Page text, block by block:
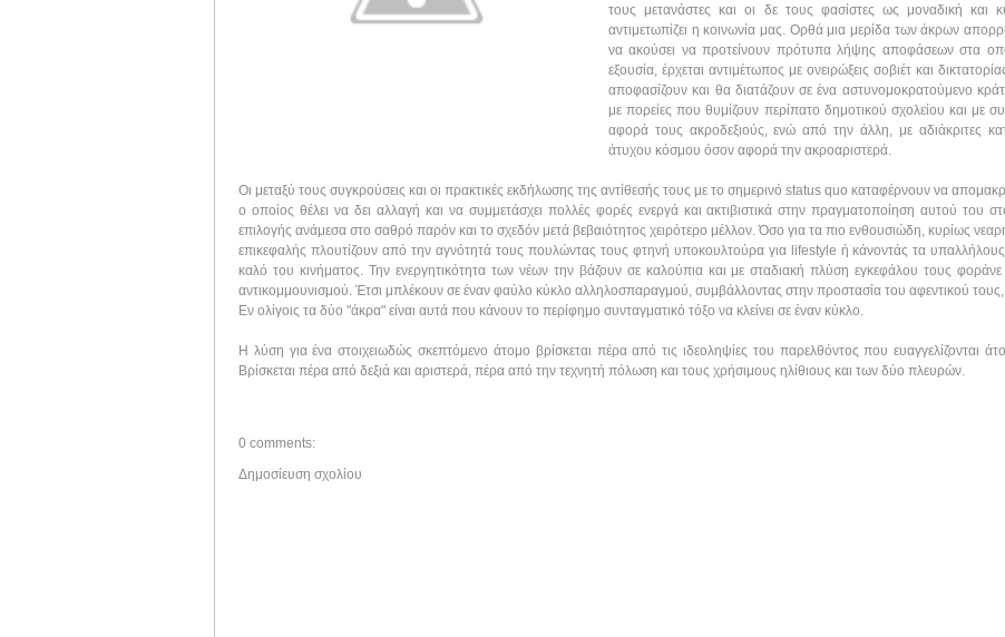
τους μετανάστες και οι δε τους φασίστες ως μοναδική
αντιμετωπίζει η κοινωνία μας. Ορθά μια μερίδα των άκρων
να ακούσει να προτείνουν πρότυπα λήψης αποφάσεων στα
εξουσία, έρχεται αντιμέτωπος με ονειρώξεις σοβιέτ και
αποφασίζουν και θα διατάζουν σε ένα αστυνομοκρατούμενο
με πορείες που θυμίζουν περίπατο δημοτικού σχολείου και με
αφορά τους ακροδεξιούς, ενώ από την άλλη, με αδιάκριτες
άτυχου κόσμου όσον αφορά την ακροαριστερά.
Οι μεταξύ τους συγκρούσεις και οι πρακτικές εκδήλωσης της αντίθεσής τους με το σημερινό status quo καταφέρνουν να
ο οποίος θέλει να δει αλλαγή και να συμμετάσχει πολλές φορές ενεργά και ακτιβιστικά στην πραγματοποίηση αυτού του
επιλογής ανάμεσα στο σαθρό παρόν και το σχεδόν μετά βεβαιότητος χειρότερο μέλλον. Όσο για τα πιο ενθουσιώδη, κυρίως
επικεφαλής πλουτίζουν από την αγνότητά τους πουλώντας τους φτηνή υποκουλτούρα για lifestyle ή κάνοντάς τα
καλό του κινήματος. Την ενεργητικότητα των νέων την βάζουν σε καλούπια και με σταδιακή πλύση εγκεφάλου τους
αντικομμουνισμού. Έτσι μπλέκουν σε έναν φαύλο κύκλο αλληλοσπαραγμού, συμβάλλοντας στην προστασία του αφεντικού τους,
Εν ολίγοις τα δύο "άκρα" είναι αυτά που κάνουν το περίφημο συνταγματικό τόξο να κλείνει σε έναν κύκλο.
Η λύση για ένα στοιχειωδώς σκεπτόμενο άτομο βρίσκεται πέρα από τις ιδεοληψίες του παρελθόντος που ευαγγελίζονται
Βρίσκεται πέρα από δεξιά και αριστερά, πέρα από την τεχνητή πόλωση και τους χρήσιμους ηλίθιους και των δύο πλευρών.
0 comments:
Δημοσίευση σχολίου